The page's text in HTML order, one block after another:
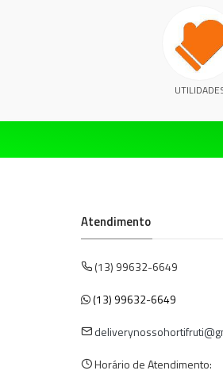
Atendimento
(13) 99632-6649
(13) 99632-6649
Horário de Atendimento: